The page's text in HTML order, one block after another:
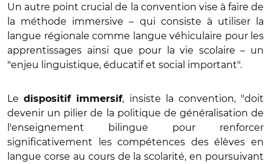
Un autre point crucial de la convention vise à faire de
la méthode immersive – qui consiste à utiliser la
langue régionale comme langue véhiculaire pour les
apprentissages ainsi que pour la vie scolaire – un
"enjeu linguistique, éducatif et social important".
Ledispositif immersif, insiste la convention, "doit
devenir un pilier de la politique de généralisation de
l'enseignement bilingue pour renforcer
significativement les compétences des élèves en
langue corse au cours de la scolarité, en poursuivant